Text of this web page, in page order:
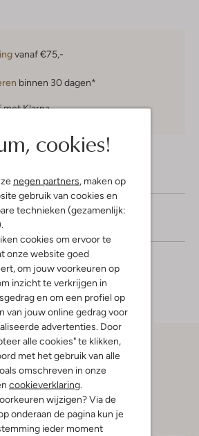
cookies!
negen partners, maken op
gebruik van cookies en
technieken (gezamenlijk:
cookies om ervoor te
onze website goed
om jouw voorkeuren op
inzicht te verkrijgen in
en om een profiel op
van jouw online gedrag voor
advertenties. Door
alle cookies" te klikken,
met het gebruik van alle
omschreven in onze
cookieverklaring.
wijzigen? Via de
onderaan de pagina kun je
ieder moment
vanaf €75,-
binnen 30 dagen*
met Klarna